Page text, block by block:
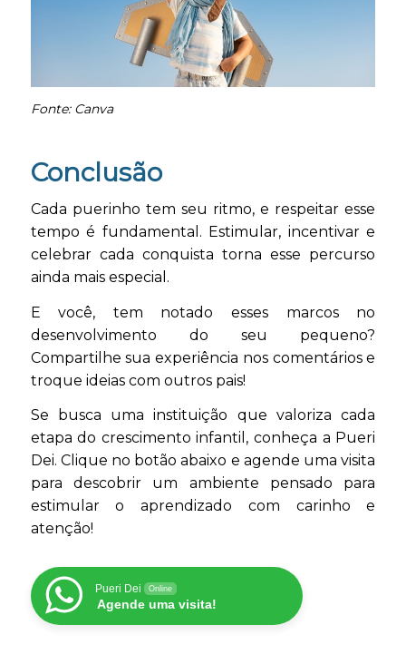
Fonte: Canva
Conclusão
Cada puerinho tem seu ritmo, e respeitar esse
tempo é fundamental. Estimular, incentivar e
celebrar cada conquista torna esse percurso
ainda mais especial.
E você, tem notado esses marcos no
desenvolvimento do seu pequeno?
Compartilhe sua experiência nos comentários e
troque ideias com outros pais!
Se busca uma instituição que valoriza cada
etapa do crescimento infantil, conheça a Pueri
Dei. Clique no botão abaixo e agende uma visita
para descobrir um ambiente pensado para
estimular o aprendizado com carinho e
atenção!
Pueri Dei Online
Agende uma visita!